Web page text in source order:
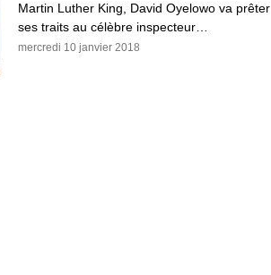
Martin Luther King, David Oyelowo va prêter
ses traits au célèbre inspecteur…
mercredi 10 janvier 2018